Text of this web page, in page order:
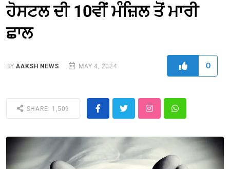
ਹੋਸਟਲ ਦੀ 10ਵੀਂ ਮੰਜ਼ਿਲ ਤੋਂ ਮਾਰੀ
ਛਾਲ
BYAAKSH NEWS MAY 4, 2024 0
SHARE: 1,509